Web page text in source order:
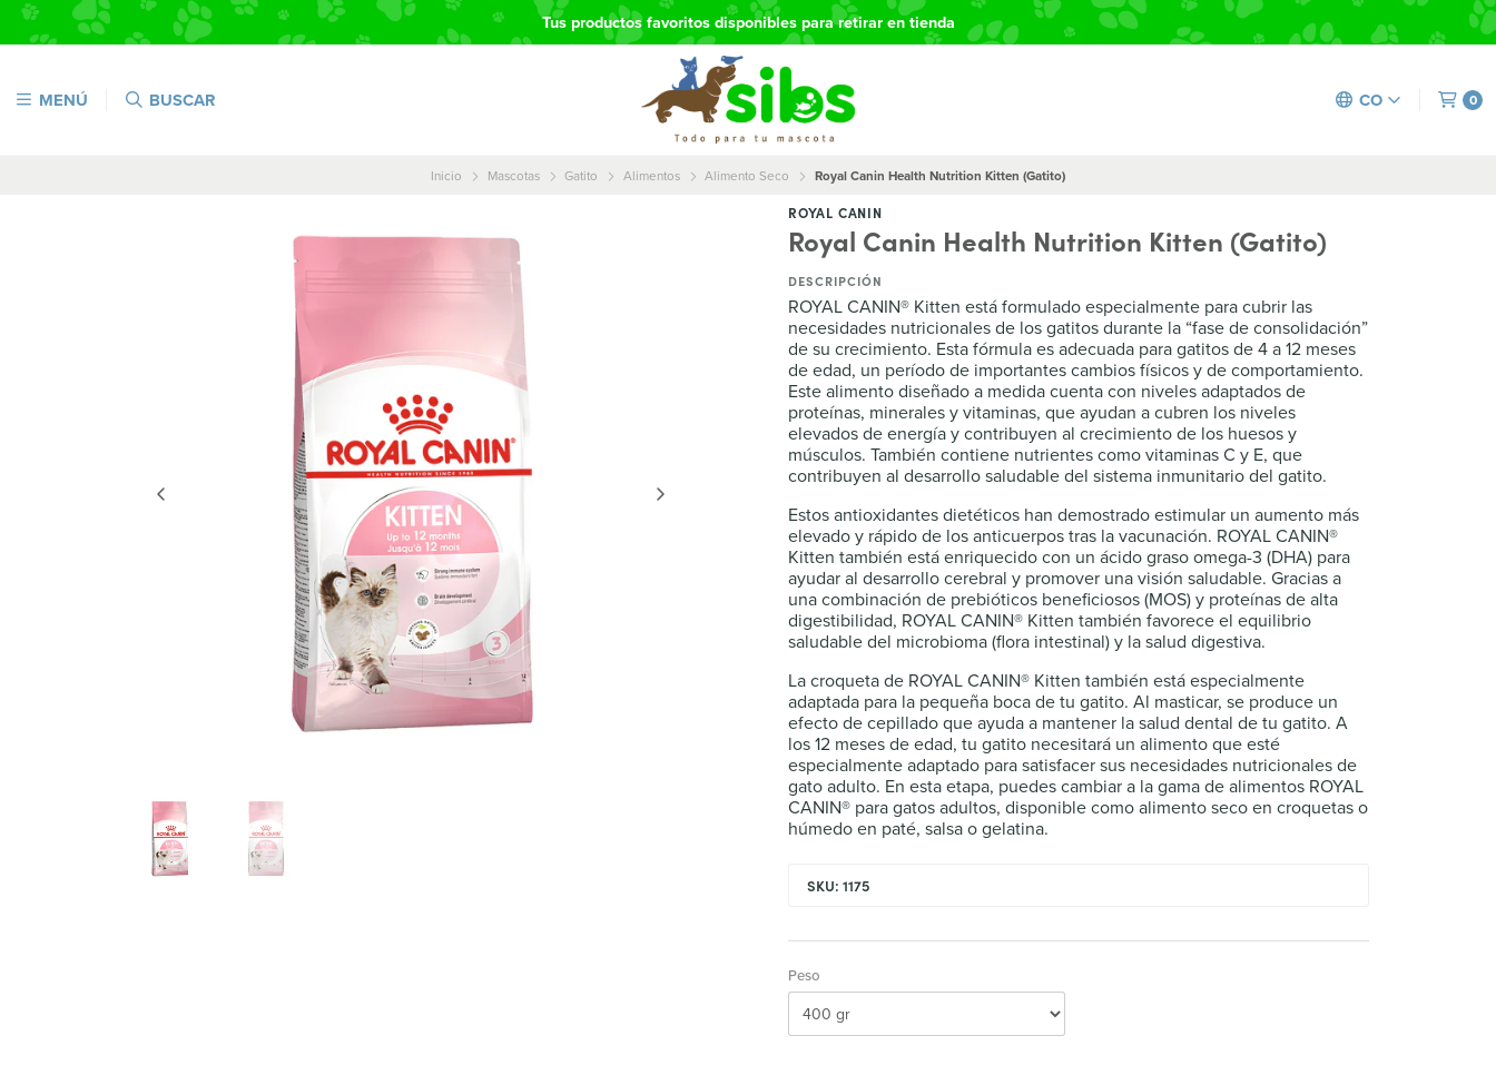
MENÚ BUSCAR CO 0
Tus productos favoritos disponibles para retirar en tienda
Inicio Mascotas Gatito Alimentos Alimento Seco
Royal Canin Health Nutrition Kitten (Gatito)
ROYAL CANIN
Royal Canin Health Nutrition Kitten (Gatito)
DESCRIPCIÓN
ROYAL CANIN® Kitten está formulado especialmente para cubrir las
necesidades nutricionales de los gatitos durante la “fase de consolidación”
de su crecimiento. Esta fórmula es adecuada para gatitos de 4 a 12 meses
de edad, un período de importantes cambios físicos y de comportamiento.
Este alimento diseñado a medida cuenta con niveles adaptados de
proteínas, minerales y vitaminas, que ayudan a cubren los niveles
elevados de energía y contribuyen al crecimiento de los huesos y
músculos. También contiene nutrientes como vitaminas C y E, que
contribuyen al desarrollo saludable del sistema inmunitario del gatito.
Estos antioxidantes dietéticos han demostrado estimular un aumento más
elevado y rápido de los anticuerpos tras la vacunación. ROYAL CANIN®
Kitten también está enriquecido con un ácido graso omega-3 (DHA) para
ayudar al desarrollo cerebral y promover una visión saludable. Gracias a
una combinación de prebióticos beneficiosos (MOS) y proteínas de alta
digestibilidad, ROYAL CANIN® Kitten también favorece el equilibrio
saludable del microbioma (flora intestinal) y la salud digestiva.
La croqueta de ROYAL CANIN® Kitten también está especialmente
adaptada para la pequeña boca de tu gatito. Al masticar, se produce un
efecto de cepillado que ayuda a mantener la salud dental de tu gatito. A
los 12 meses de edad, tu gatito necesitará un alimento que esté
especialmente adaptado para satisfacer sus necesidades nutricionales de
gato adulto. En esta etapa, puedes cambiar a la gama de alimentos ROYAL
CANIN® para gatos adultos, disponible como alimento seco en croquetas o
húmedo en paté, salsa o gelatina.
SKU: 1175
Peso